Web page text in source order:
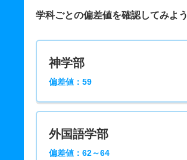
学科ごとの偏差値を確認してみよう
神学部
偏差値：59
外国語学部
偏差値：62～64